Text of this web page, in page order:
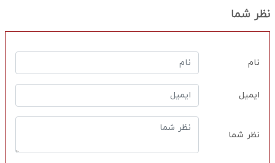
نظر شما
نام
ایمیل
نظر شما